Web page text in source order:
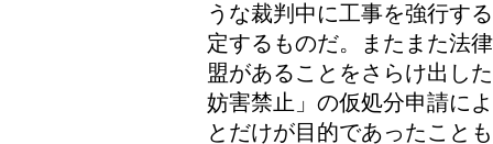
うな裁判中に工事を強行す
定するものだ。またまた法
盟があることをさらけ出し
妨害禁止」の仮処分申請に
とだけが目的であったこと